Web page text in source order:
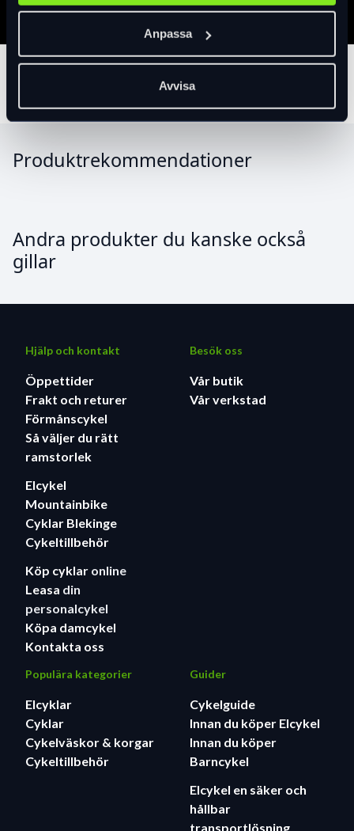
Anpassa
Avvisa
Produktrekommendationer
Andra produkter du kanske också
gillar
Hjälp och kontakt
Öppettider
Frakt och returer
Förmånscykel
Så väljer du rätt
ramstorlek
Elcykel
Mountainbike
Cyklar Blekinge
Cykeltillbehör
Köp cyklar online
Leasa din
personalcykel
Köpa damcykel
Kontakta oss
Besök oss
Vår butik
Vår verkstad
Populära kategorier
Elcyklar
Cyklar
Cykelväskor & korgar
Cykeltillbehör
Guider
Cykelguide
Innan du köper Elcykel
Innan du köper
Barncykel
Elcykel en säker och
hållbar
transportlösning